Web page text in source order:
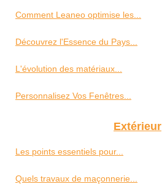
Comment Leaneo optimise les...
Découvrez l'Essence du Pays...
L'évolution des matériaux...
Personnalisez Vos Fenêtres...
Extérieur
Les points essentiels pour...
Quels travaux de maçonnerie...